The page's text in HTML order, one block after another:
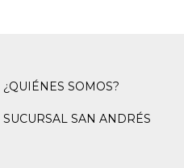
¿QUIÉNES SOMOS?
SUCURSAL SAN ANDRÉS